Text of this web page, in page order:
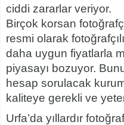
ciddi zararlar veriyor.
Birçok korsan
resmi olarak
daha uygun fiyatlarla
piyasayı bozuyor.
hesap sorulacak
kaliteye gerekli ve
Urfa’da yıllardır